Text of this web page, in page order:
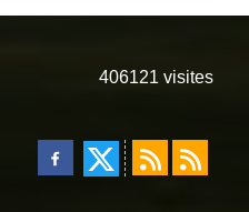
406121 visites